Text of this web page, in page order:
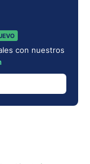
con nuestros